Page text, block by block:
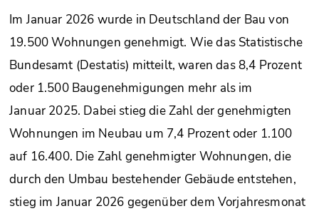
Im Januar 2026 wurde in Deutschland der Bau von
19.500 Wohnungen genehmigt. Wie das Statistische
Bundesamt (Destatis) mitteilt, waren das 8,4 Prozent
oder 1.500 Baugenehmigungen mehr als im
Januar 2025. Dabei stieg die Zahl der genehmigten
Wohnungen im Neubau um 7,4 Prozent oder 1.100
auf 16.400. Die Zahl genehmigter Wohnungen, die
durch den Umbau bestehender Gebäude entstehen,
stieg im Januar 2026 gegenüber dem Vorjahresmonat